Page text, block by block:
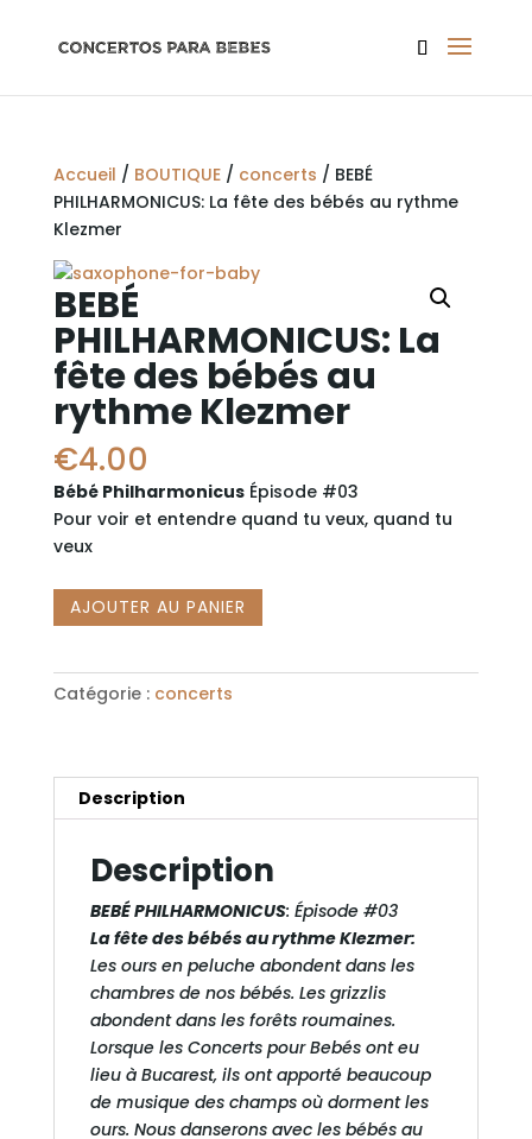
Accueil / BOUTIQUE/ concerts / BEBÉ
PHILHARMONICUS: La fête des bébés au rythme
Klezmer
BEBÉ
PHILHARMONICUS: La
fête des bébés au
rythme Klezmer
€4.00
Bébé PhilharmonicusÉpisode #03
Pour voir et entendre quand tu veux, quand tu
veux
quantité
de
PHILHARMONICUS:
bébés
au
Klezmer
AJOUTER AU PANIER
Catégorie : concerts
Description
Description
BEBÉ PHILHARMONICUS: Épisode #03
La fête des bébés au rythme Klezmer:
Les ours en peluche abondent dans les
chambres de nos bébés. Les grizzlis
abondent dans les forêts roumaines.
Lorsque les Concerts pour Bebés ont eu
lieu à Bucarest, ils ont apporté beaucoup
de musique des champs où dorment les
ours. Nous danserons avec les bébés au